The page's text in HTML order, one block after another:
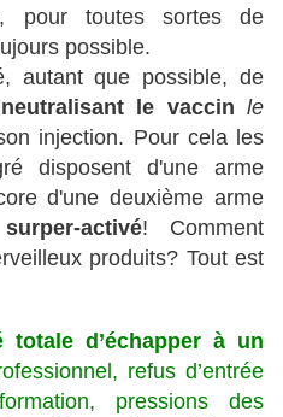
pour toutes sortes de
possible.
autant que possible, de
neutralisant le vaccin le
injection. Pour cela les
disposent d'une arme
d'une deuxième arme
activé! Comment
produits? Tout est
totale d’échapper à un
refus d’entrée
pressions des